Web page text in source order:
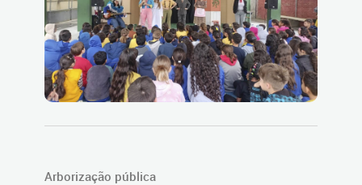
Arborização pública